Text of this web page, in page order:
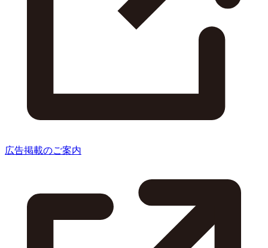
広告掲載のご案内